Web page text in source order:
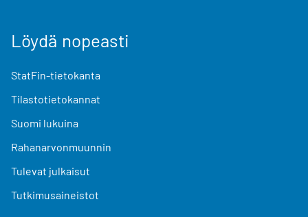
Löydä nopeasti
StatFin-tietokanta
Tilastotietokannat
Suomi lukuina
Rahanarvonmuunnin
Tulevat julkaisut
Tutkimusaineistot